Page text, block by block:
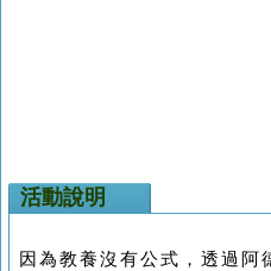
活動說明
因為教養沒有公式，透過阿